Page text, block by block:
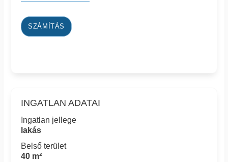
SZÁMÍTÁS
INGATLAN ADATAI
Ingatlan jellege
lakás
Belső terület
40 m²